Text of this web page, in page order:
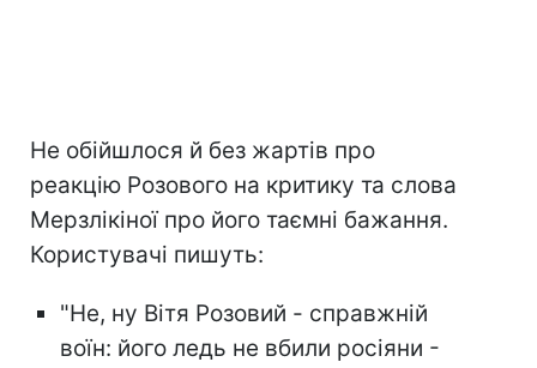
Не обійшлося й без жартів про
реакцію Розового на критику та слова
Мерзлікіної про його таємні бажання.
Користувачі пишуть:
"Не, ну Вітя Розовий - справжній
воїн: його ледь не вбили росіяни -